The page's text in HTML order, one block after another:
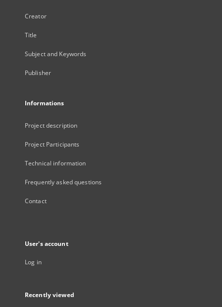
Creator
Title
Subject and Keywords
Publisher
Informations
Project description
Project Participants
Technical information
Frequently asked questions
Contact
User's account
Log in
Recently viewed